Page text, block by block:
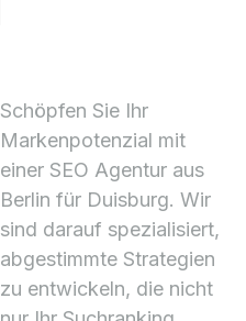
Schöpfen Sie Ihr
Markenpotenzial mit
einer SEO Agentur aus
Berlin für Duisburg. Wir
sind darauf spezialisiert,
abgestimmte Strategien
zu entwickeln, die nicht